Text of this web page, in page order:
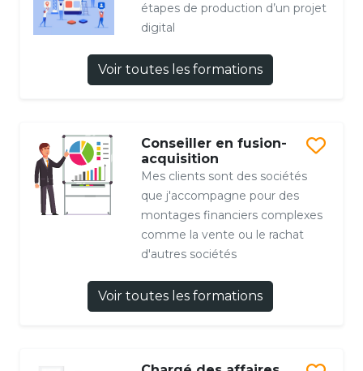
étapes de production d’un projet
digital
Voir toutes les formations
Conseiller en fusion-
acquisition
Mes clients sont des sociétés
que j'accompagne pour des
montages financiers complexes
comme la vente ou le rachat
d'autres sociétés
Voir toutes les formations